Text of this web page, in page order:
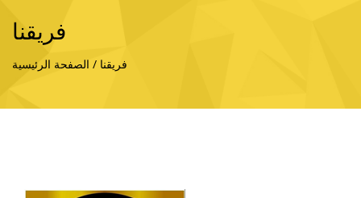
فريقنا
الصفحة الرئيسية فريقنا